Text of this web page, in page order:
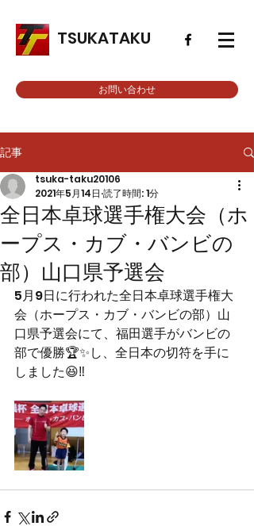
TSUKATAKU
お問い合わせ
記事
全日本卓球選手権大会（ホ
ープス・カブ・バンビの
部）山口県予選会
tsuka-taku20106
2021年5月14日 読了時間: 1分
5月9日に行われた全日本卓球選手権大
会（ホープス・カブ・バンビの部）山
口県予選会にて、福田選手がバンビの
部で優勝🏆✨し、全日本の切符を手に
しました😆‼️